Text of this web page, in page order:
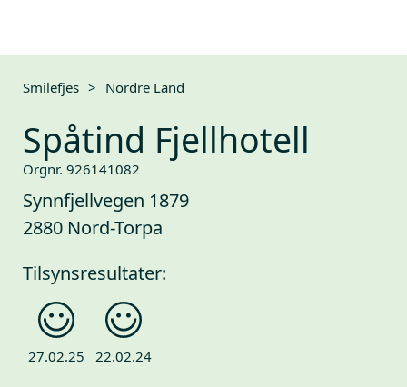
Smilefjes > Nordre Land
Spåtind Fjellhotell
Orgnr. 926141082
Synnfjellvegen 1879
2880 Nord-Torpa
Tilsynsresultater:
27.02.25 22.02.24